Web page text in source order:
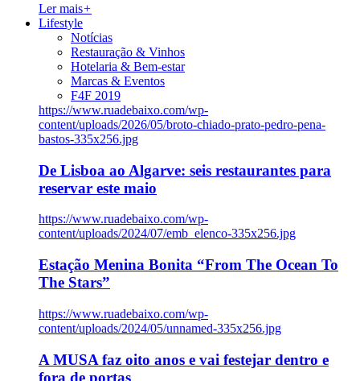
Ler mais+
Lifestyle
Notícias
Restauração & Vinhos
Hotelaria & Bem-estar
Marcas & Eventos
F4F 2019
https://www.ruadebaixo.com/wp-
content/uploads/2026/05/broto-chiado-prato-pedro-pena-
bastos-335x256.jpg
De Lisboa ao Algarve: seis restaurantes para
reservar este maio
https://www.ruadebaixo.com/wp-
content/uploads/2024/07/emb_elenco-335x256.jpg
Estação Menina Bonita “From The Ocean To
The Stars”
https://www.ruadebaixo.com/wp-
content/uploads/2024/05/unnamed-335x256.jpg
A MUSA faz oito anos e vai festejar dentro e
fora de portas